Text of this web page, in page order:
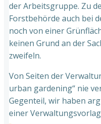
der Arbeitsgruppe. Zu
Forstbehörde auch bei
noch von einer
keinen Grund an der
zweifeln.
Von Seiten der
urban gardening“ nie
Gegenteil, wir haben
einer